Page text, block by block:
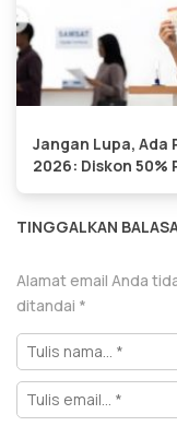
Jangan Lupa, Ada
2026: Diskon 50%
TINGGALKAN
Alamat email Anda
ditandai *